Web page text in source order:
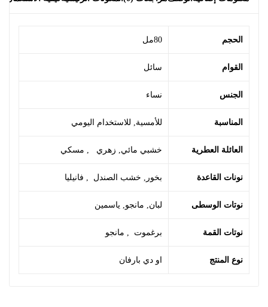
الحجم 80مل
القوام سائل
الجنس نساء
المناسبة للأمسية, للاستخدام اليومي
العائلة العطرية خشبي مائي, زهري , مسكي
نونات القاعدة بخور , خشب الصندل , فانيليا
نوتات الوسطى لبان, مانجو, ياسمين
نوتات القمة برغموت , مانجو
نوع المنتج او دي بارفان